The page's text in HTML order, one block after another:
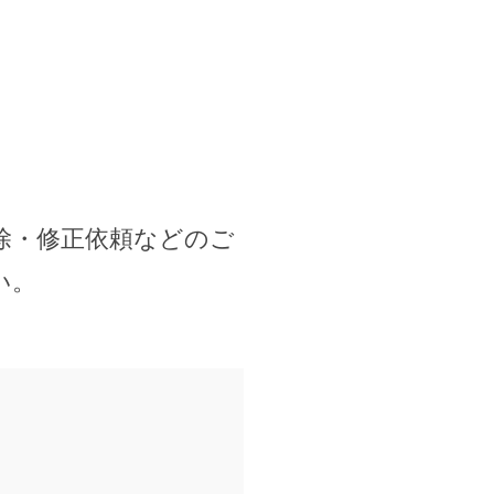
・修正依頼などのご